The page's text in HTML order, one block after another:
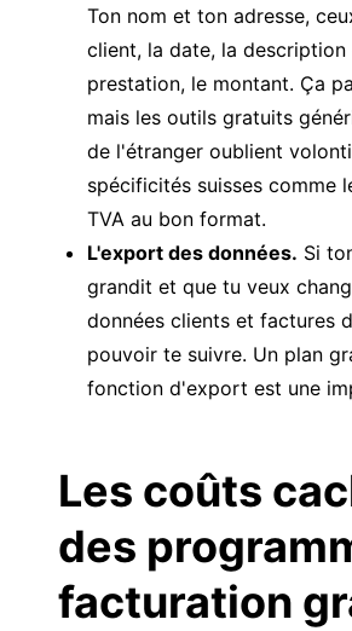
Ton nom et ton adresse,
client, la date, la description
prestation, le montant. Ça
mais les outils gratuits
de l'étranger oublient
spécificités suisses comme
TVA au bon format.
L'export des données. Si
grandit et que tu veux
données clients et factures
pouvoir te suivre. Un plan
fonction d'export est une
Les coûts
des
facturation